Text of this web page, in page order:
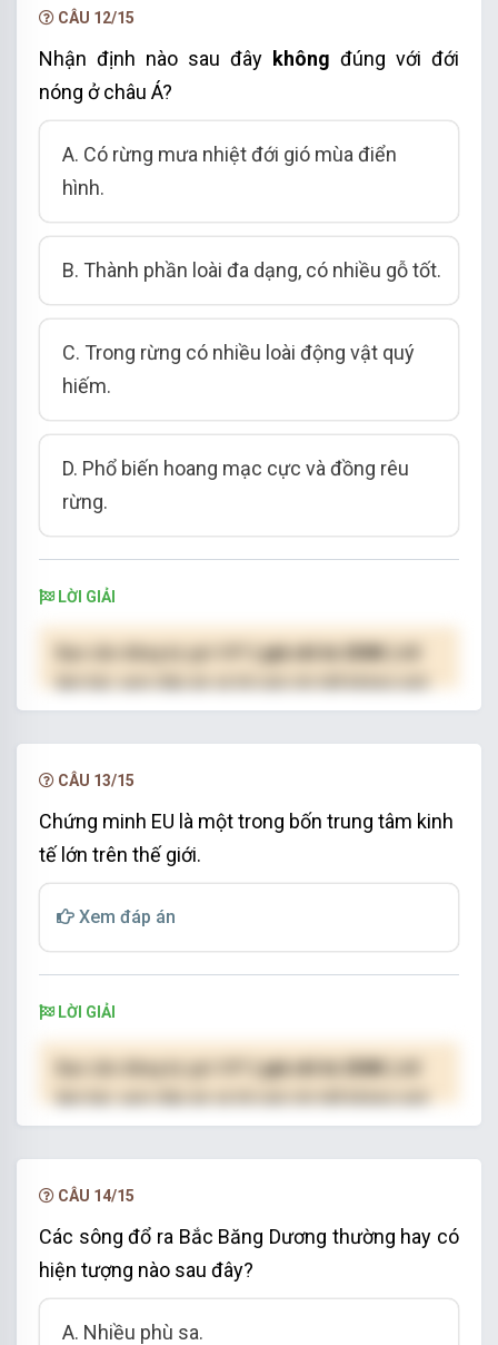
CÂU 12/15
Nhận định nào sau đây không đúng với đới
nóng ở châu Á?
A. Có rừng mưa nhiệt đới gió mùa điển
hình.
B. Thành phần loài đa dạng, có nhiều gỗ tốt.
C. Trong rừng có nhiều loài động vật quý
hiếm.
D. Phổ biến hoang mạc cực và đồng rêu
rừng.
LỜI GIẢI
( giá chỉ từ 250K )
hạn.
CÂU 13/15
Chứng minh EU là một trong bốn trung tâm kinh
tế lớn trên thế giới.
Xem đáp án
LỜI GIẢI
( giá chỉ từ 250K )
hạn.
CÂU 14/15
Các sông đổ ra Bắc Băng Dương thường hay có
hiện tượng nào sau đây?
A. Nhiều phù sa.